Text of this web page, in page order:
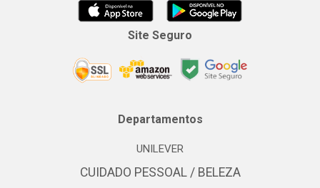
Site Seguro
Departamentos
UNILEVER
CUIDADO PESSOAL / BELEZA